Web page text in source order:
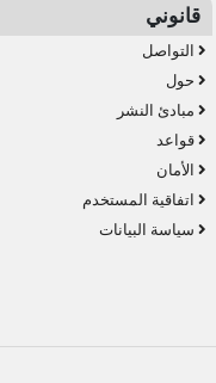
قانوني
التواصل
حول
مبادئ النشر
قواعد
الأمان
اتفاقية المستخدم
سياسة البيانات